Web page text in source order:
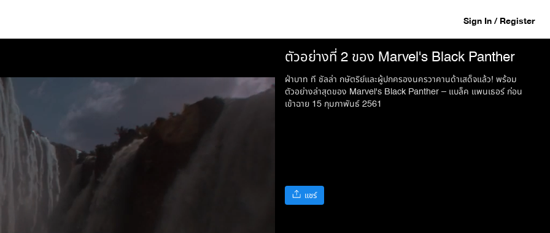
Sign In / Register
ตัวอย่างที่ 2 ของ Marvel's Black Panther
ฝ่าบาท ที ชัลล่า กษัตริย์และผู้ปกครองนครวาคานด้าเสด็จแล้ว! พร้อม
ตัวอย่างล่าสุดของ Marvel's Black Panther – แบล็ค แพนเธอร์ ก่อน
เข้าฉาย 15 กุมภาพันธ์ 2561
แชร์